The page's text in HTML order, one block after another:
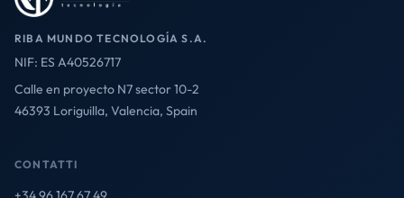
RIBA MUNDO TECNOLOGÍA S.A.
NIF: ES A40526717
Calle en proyecto N7 sector 10-2
46393 Loriguilla, Valencia, Spain
CONTATTI